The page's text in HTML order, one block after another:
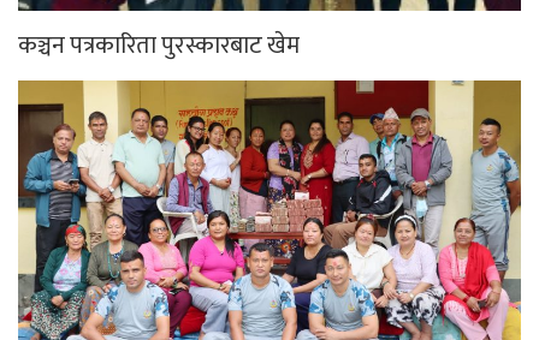
कञ्चन पत्रकारिता पुरस्कारबाट खेम